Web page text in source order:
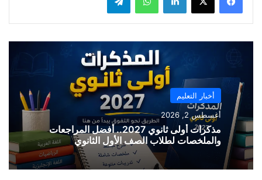
أخبار التعليم
أغسطس 2, 2026
مذكرات أولى ثانوي 2027.. أفضل المراجعات
والملخصات لطلاب الصف الأول الثانوي